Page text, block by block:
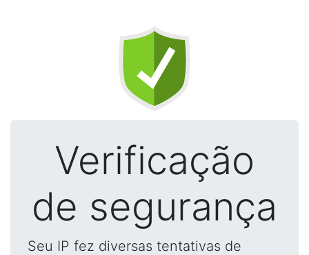
Verificação
de segurança
Seu IP fez diversas tentativas de